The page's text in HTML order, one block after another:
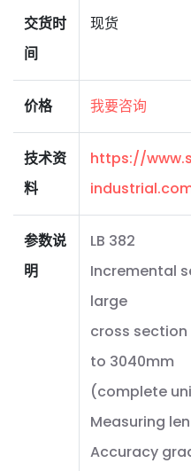
交货时
间
现货
价格 我要咨询
技术资
料
https://
参数说
明
LB 382
Incremental
large
cross
to 3040mm
(complete
Measuring
Accuracy